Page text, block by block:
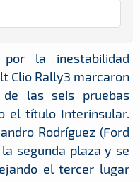
la inestabilidad
Clio Rally3 marcaron
las seis pruebas
el título Interinsular.
Rodríguez (Ford
segunda plaza y se
el tercer lugar